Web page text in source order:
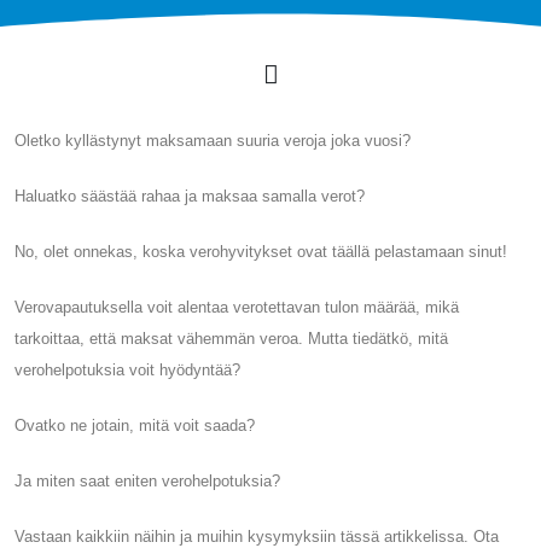
Oletko kyllästynyt maksamaan suuria veroja joka vuosi?
Haluatko säästää rahaa ja maksaa samalla verot?
No, olet onnekas, koska verohyvitykset ovat täällä pelastamaan sinut!
Verovapautuksella voit alentaa verotettavan tulon määrää, mikä
tarkoittaa, että maksat vähemmän veroa. Mutta tiedätkö, mitä
verohelpotuksia voit hyödyntää?
Ovatko ne jotain, mitä voit saada?
Ja miten saat eniten verohelpotuksia?
Vastaan ​​kaikkiin näihin ja muihin kysymyksiin tässä artikkelissa. Ota